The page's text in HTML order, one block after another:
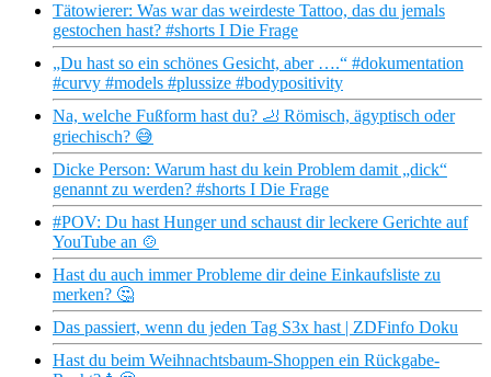
Tätowierer: Was war das weirdeste Tattoo, das du jemals
gestochen hast? #shorts I Die Frage
„Du hast so ein schönes Gesicht, aber ….“ #dokumentation
#curvy #models #plussize #bodypositivity
Na, welche Fußform hast du? 🦶 Römisch, ägyptisch oder
griechisch? 😅
Dicke Person: Warum hast du kein Problem damit „dick“
genannt zu werden? #shorts I Die Frage
#POV: Du hast Hunger und schaust dir leckere Gerichte auf
YouTube an 🍲
Hast du auch immer Probleme dir deine Einkaufsliste zu
merken? 🤔
Das passiert, wenn du jeden Tag S3x hast | ZDFinfo Doku
Hast du beim Weihnachtsbaum-Shoppen ein Rückgabe-